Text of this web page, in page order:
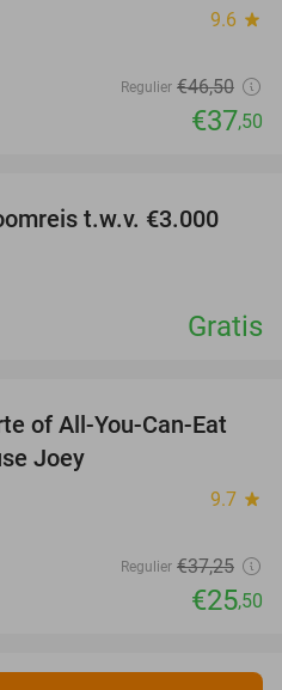
9.6 star
Regulier €46,50
€37,50
t.w.v. €3.000
Gratis
32%
of All-You-Can-Eat
Joey
9.7 star
Regulier €37,25
€25,50